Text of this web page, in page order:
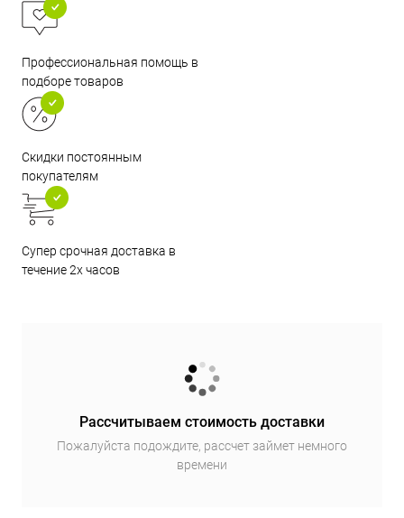
Профессиональная помощь в
подборе товаров
Скидки постоянным
покупателям
Супер срочная доставка в
течение 2х часов
Рассчитываем стоимость доставки
Пожалуйста подождите, рассчет займет немного
времени